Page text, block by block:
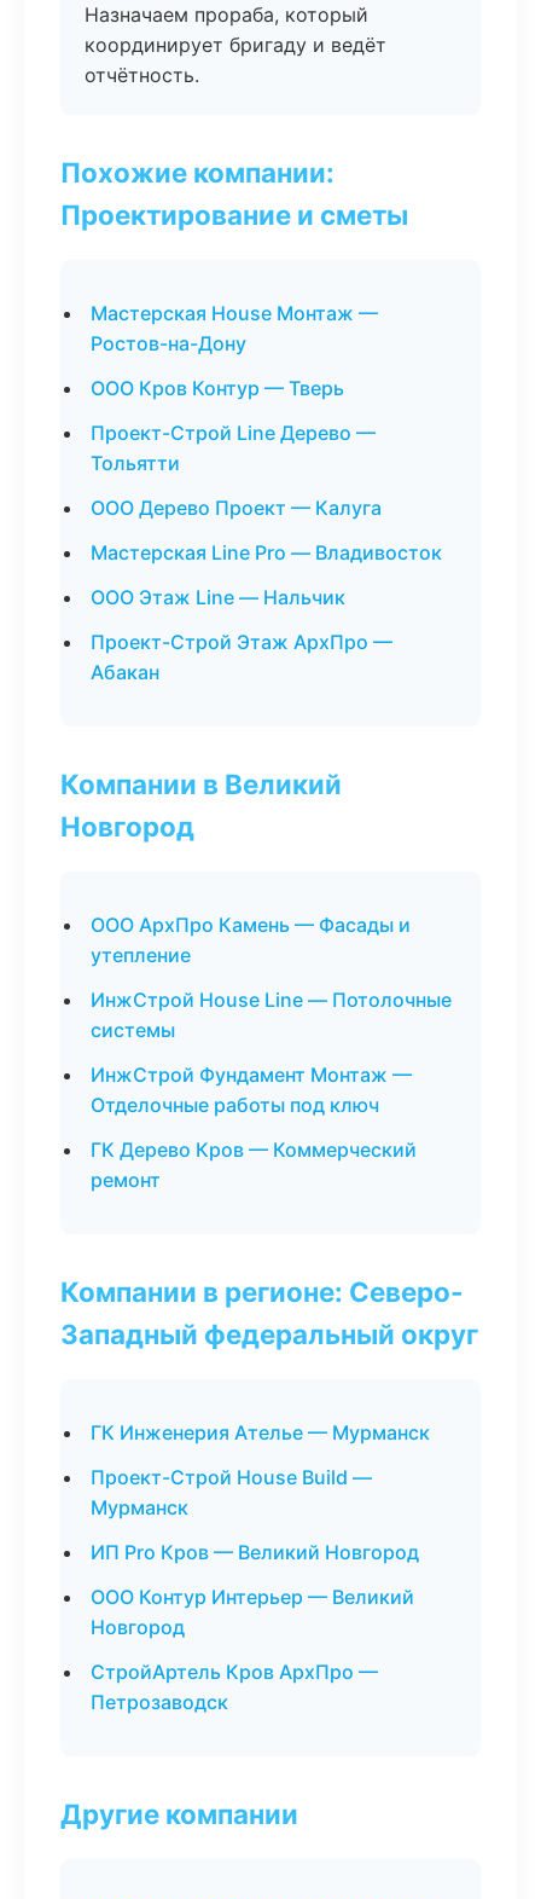
Назначаем прораба, который
координирует бригаду и ведёт
отчётность.
Похожие компании:
Проектирование и сметы
Мастерская House Монтаж —
Ростов-на-Дону
ООО Кров Контур — Тверь
Проект-Строй Line Дерево —
Тольятти
ООО Дерево Проект — Калуга
Мастерская Line Pro — Владивосток
ООО Этаж Line — Нальчик
Проект-Строй Этаж АрхПро —
Абакан
Компании в Великий
Новгород
ООО АрхПро Камень — Фасады и
утепление
ИнжСтрой House Line — Потолочные
системы
ИнжСтрой Фундамент Монтаж —
Отделочные работы под ключ
ГК Дерево Кров — Коммерческий
ремонт
Компании в регионе: Северо-
Западный федеральный округ
ГК Инженерия Ателье — Мурманск
Проект-Строй House Build —
Мурманск
ИП Pro Кров — Великий Новгород
ООО Контур Интерьер — Великий
Новгород
СтройАртель Кров АрхПро —
Петрозаводск
Другие компании